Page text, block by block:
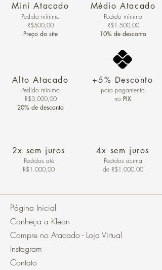
Mini Atacado
Pedido ​mínimo
R$500,00
Preço do site
Alto Atacado
Pedido mínimo
R$3.000,00
20% de desconto
2x sem juros
Pedidos até
R$1.000,00
Médio Atacado
Pedido mínimo
R$1.500,00
10% de desconto
+5% Desconto
para pagamento
no PIX
4x sem juros
Pedidos acima
de R$1.000,00
Página Inicial
Conheça a Kleon
Compre no Atacado - Loja Virtual
Instagram
Contato